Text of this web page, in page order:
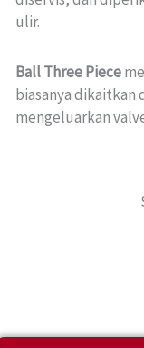
ulir.
Ball Three Piece
biasanya dikaitkan
mengeluarkan